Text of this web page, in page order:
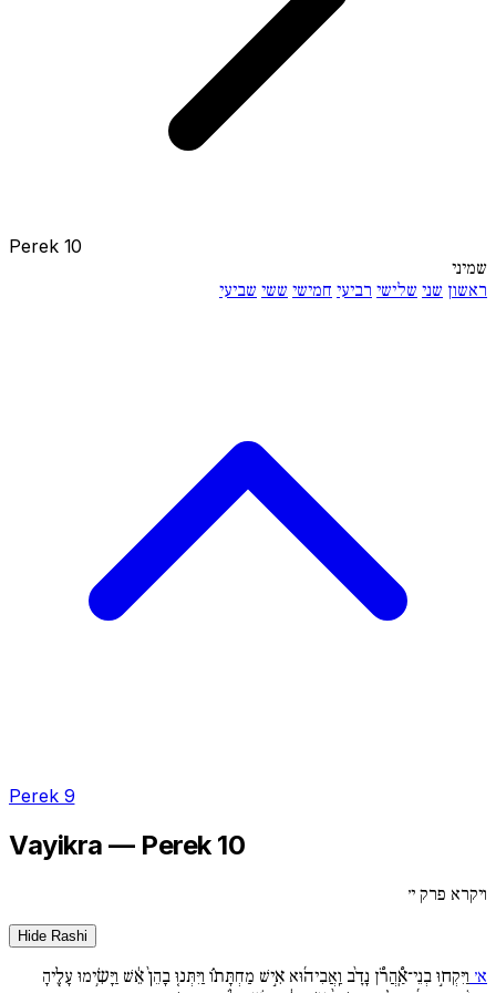
Perek 10
שמיני
ראשון שני שלישי רביעי חמישי ששי שביעי
Perek 9
Vayikra — Perek 10
ויקרא פרק י׳
Hide Rashi
א׳ וַיִּקְח֣וּ בְנֵי־אַֽ֠הֲרֹ֠ן נָדָ֨ב וַֽאֲבִיה֜וּא אִ֣ישׁ מַחְתָּת֗וֹ וַיִּתְּנ֤וּ בָהֵן֙ אֵ֔שׁ וַיָּשִׂ֥ימוּ עָלֶ֖יהָ